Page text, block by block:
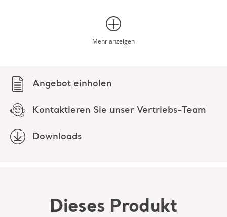
Angebot einholen
Kontaktieren Sie unser Vertriebs-Team
Downloads
1. Arjo-Archivdaten: ConformX X-ray Attenuation. Bericht
Nummer 100076011, April 2002.
2. Arjo-Archivdaten: Cardiopulmonary Resuscitation (CPR)
Mehr anzeigen
Dieses Produkt